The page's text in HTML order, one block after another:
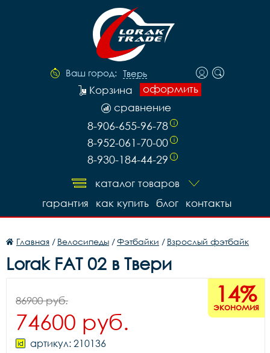
Ваш город: Тверь
оформить
Корзина
сравнение
8-906-655-96-78 i
8-952-061-70-00 i
8-930-184-44-29 i
каталог товаров
контакты
блог
как купить
гарантия
Главная / Велосипеды /Фэтбайки / Взрослый фэтбайк
Lorak FAT 02 в Твери
14%
экономия
86900 руб.
74600 руб.
артикул: 210136